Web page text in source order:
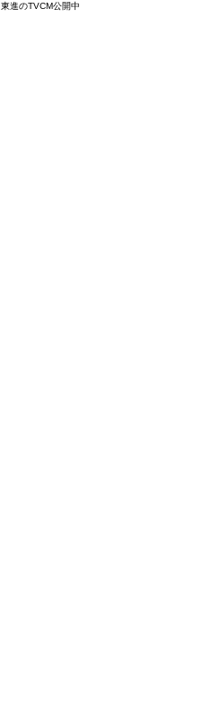
東進のTVCM公開中